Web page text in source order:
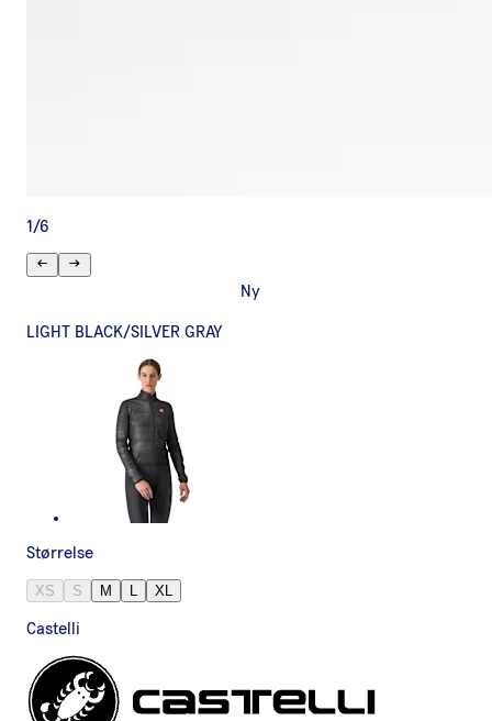
1 /6
Ny
LIGHT BLACK/SILVER GRAY
Størrelse
XS S M L XL
Castelli